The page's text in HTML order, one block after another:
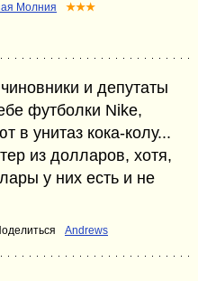
Молния ★★★
и депутаты
футболки Nike,
в унитаз кока-колу...
из долларов, хотя,
у них есть и не
Andrews